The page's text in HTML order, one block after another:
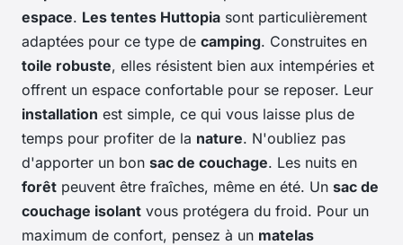
espace. Les tentes Huttopia sont particulièrement
adaptées pour ce type de camping. Construites en
toile robuste, elles résistent bien aux intempéries et
offrent un espace confortable pour se reposer. Leur
installation est simple, ce qui vous laisse plus de
temps pour profiter de la nature. N'oubliez pas
d'apporter un bon sac de couchage. Les nuits en
forêt peuvent être fraîches, même en été. Un sac de
couchage isolant vous protégera du froid. Pour un
maximum de confort, pensez à un matelas